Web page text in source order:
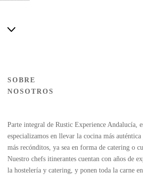
SOBRE
NOSOTROS
Parte integral de Rustic Experience Andalucía,
especializamos en llevar la cocina más
más recónditos, ya sea en forma de catering o
Nuestro chefs itinerantes cuentan con años de
la hostelería y catering, y ponen toda la carne